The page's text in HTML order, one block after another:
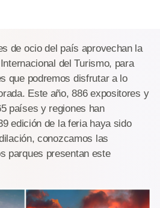
de ocio del país aprovechan la
del Turismo, para
que podremos disfrutar a lo
Este año, 886 expositores y
países y regiones han
edición de la feria haya sido
conozcamos las
parques presentan este